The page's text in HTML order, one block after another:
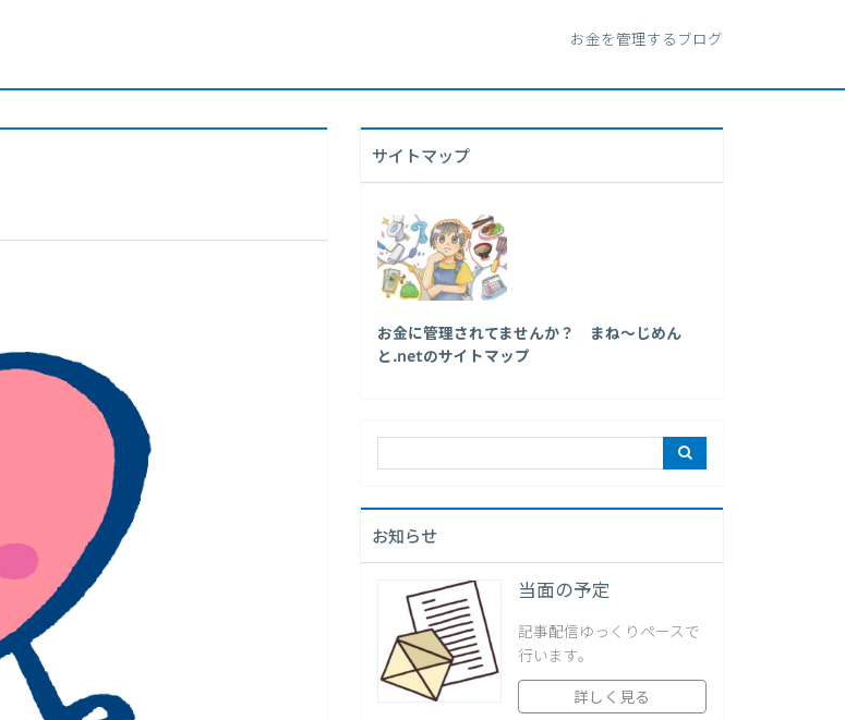
お金を管理するブログ
サイトマップ
お金に管理されてませんか？ まね～じめん
と.netのサイトマップ
お知らせ
当面の予定
記事配信ゆっくりペースで
行います。
詳しく見る